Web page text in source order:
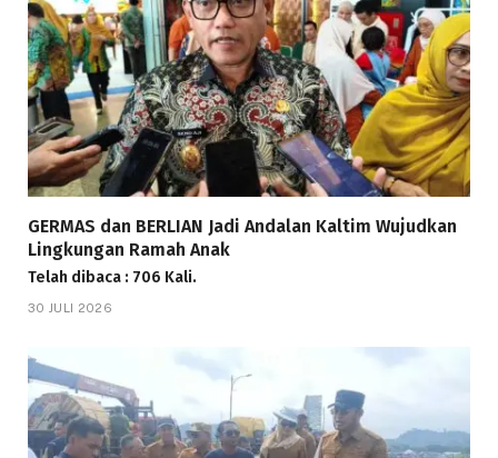
GERMAS dan BERLIAN Jadi Andalan Kaltim Wujudkan
Lingkungan Ramah Anak
Telah dibaca : 706 Kali.
30 JULI 2026